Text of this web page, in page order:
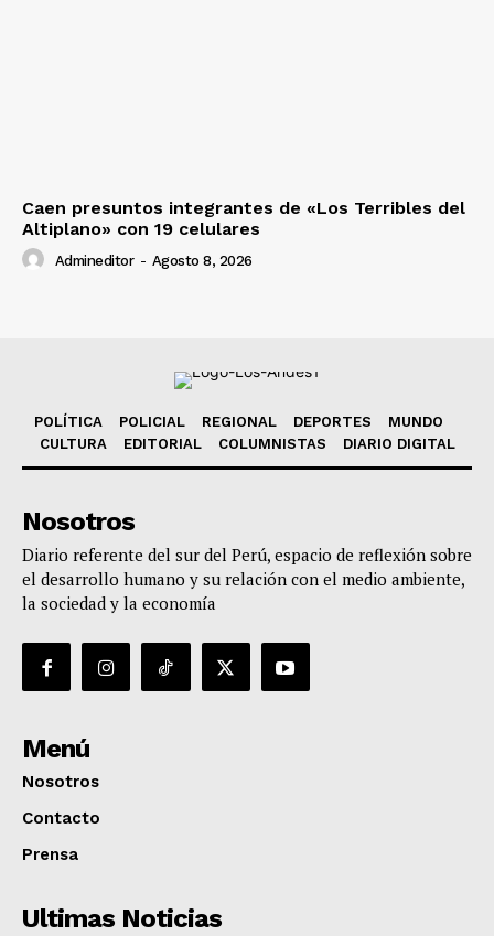
Caen presuntos integrantes de «Los Terribles del
Altiplano» con 19 celulares
Admineditor - Agosto 8, 2026
POLÍTICA POLICIAL REGIONAL DEPORTES
MUNDO
CULTURA
EDITORIAL COLUMNISTAS DIARIO DIGITAL
Nosotros
Diario referente del sur del Perú, espacio de reflexión sobre
el desarrollo humano y su relación con el medio ambiente,
la sociedad y la economía
Menú
Nosotros
Contacto
Prensa
Ultimas Noticias